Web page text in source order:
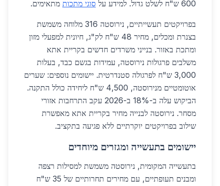
600 ש"ח לשלט גדול. למידע על
סוגי מתכות מתאימים.
בפרויקטים תעשייתיים, נירוסטה 316 מלוחה משמשת
בצנרת ומכלים, מחיר 48 ש"ח לק"ג, חיונית למפעלי מזון
ומתכת באזור. בנייני משרדים חדשים בקריית אתא
משלבים פרגולות נירוסטה, עמידות בגשם כבד, בעלות
3,000 ש"ח לפרגולה סטנדרטית. יישומים נוספים: שערים
אוטומטיים מנירוסטה, 4,500 ש"ח ליחידה כולל התקנה.
הביקוש עלה ב-18% ב-2026 עקב התרחבות אזורי
מסחר. נירוסטה לבנייה מחיר בקריית אתא מאפשרת
שילוב בפרויקטים יוקרתיים ללא פגיעה בתקציב.
יישומים בתעשייה ומגזרים מיוחדים
בתעשייה המקומית, נירוסטה משמשת למסילות רצפה
ומבנים תעופתיים, עם מחירים תחרותיים של 35 ש"ח